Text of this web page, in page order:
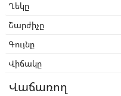
Ղեկը
Շարժիչը
Գույնը
Վիճակը
Վաճառող